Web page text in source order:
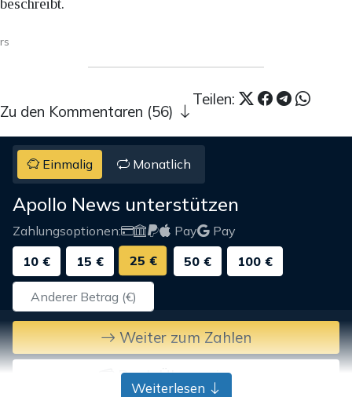
rs
Teilen:
Zu den Kommentaren (56)
Einmalig Monatlich
Apollo News unterstützen
Zahlungsoptionen: Pay
Pay
10 €
15 € 25 € 50 € 100 €
Weiter zum Zahlen
Bank-Überweisung
Weiterlesen